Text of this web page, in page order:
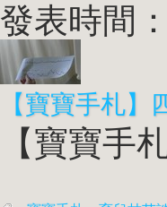
發表時間
【寶寶手札】
【寶寶手